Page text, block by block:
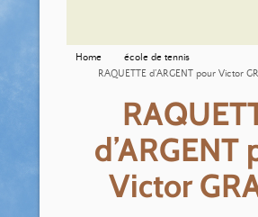
Home
école de tennis
RAQUETTE d’ARGENT pour Victor
d’ARGENT
Victor